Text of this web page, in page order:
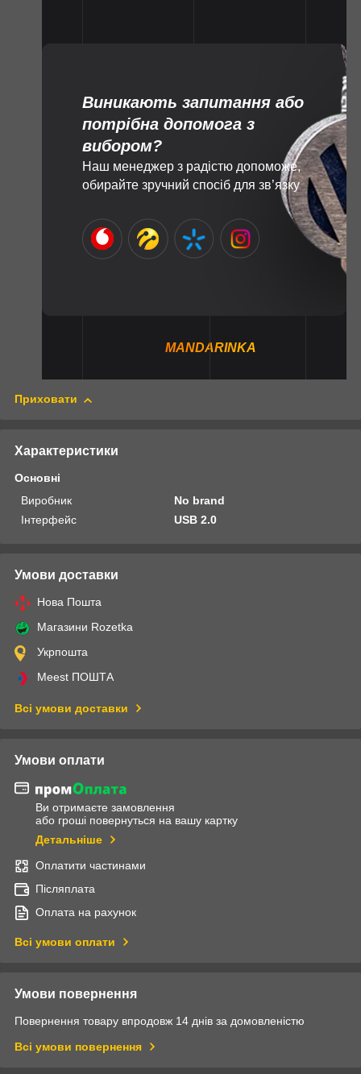
Виникають запитання або
потрібна допомога з
вибором?
Наш менеджер з радістю допоможе,
обирайте зручний спосіб для зв’язку
MANDARINKA
Приховати
Характеристики
Основні
Виробник
No brand
Інтерфейс
USB 2.0
Умови доставки
Нова Пошта
Магазини Rozetka
Укрпошта
Meest ПОШТА
Всі умови доставки
Умови оплати
Ви отримаєте замовлення
або гроші повернуться на вашу картку
Детальніше
Оплатити частинами
Післяплата
Оплата на рахунок
Всі умови оплати
Умови повернення
Повернення товару впродовж 14 днів за домовленістю
Всі умови повернення